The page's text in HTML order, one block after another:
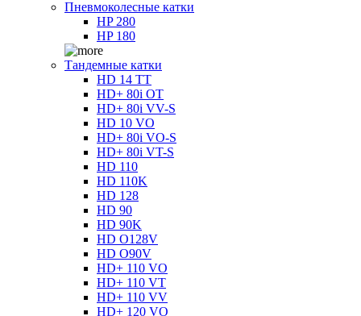
Пневмоколесные катки
HP 280
HP 180
Тандемные катки
HD 14 TT
HD+ 80i OT
HD+ 80i VV-S
HD 10 VO
HD+ 80i VO-S
HD+ 80i VT-S
HD 110
HD 110K
HD 128
HD 90
HD 90K
HD O128V
HD O90V
HD+ 110 VO
HD+ 110 VT
HD+ 110 VV
HD+ 120 VO